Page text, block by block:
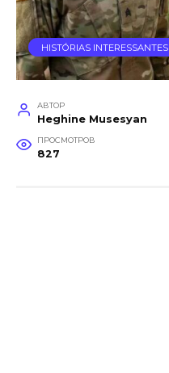
HISTÓRIAS INTERESSANTES
АВТОР
Heghine Musesyan
ПРОСМОТРОВ
827